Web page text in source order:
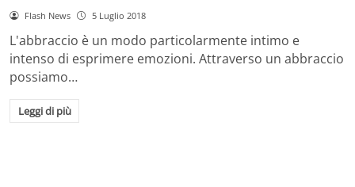
Flash News 5 Luglio 2018
L'abbraccio è un modo particolarmente intimo e
intenso di esprimere emozioni. Attraverso un abbraccio
possiamo…
Leggi di più